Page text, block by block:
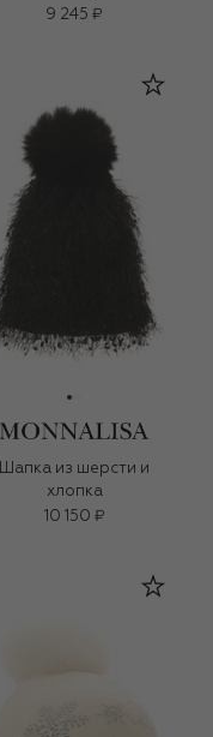
9 245 ₽
Шапка из шерсти и
хлопка
10 150 ₽